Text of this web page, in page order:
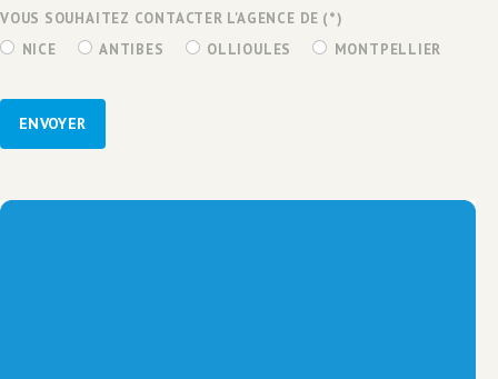
VOUS SOUHAITEZ CONTACTER L'AGENCE DE (*)
NICE
ANTIBES OLLIOULES MONTPELLIER
ENVOYER